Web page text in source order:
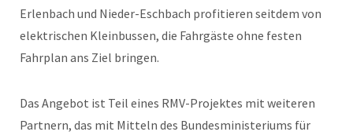
Erlenbach und Nieder-Eschbach profitieren seitdem von
elektrischen Kleinbussen, die Fahrgäste ohne festen
Fahrplan ans Ziel bringen.
Das Angebot ist Teil eines RMV-Projektes mit weiteren
Partnern, das mit Mitteln des Bundesministeriums für